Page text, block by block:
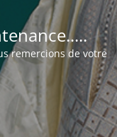
remercions de votre